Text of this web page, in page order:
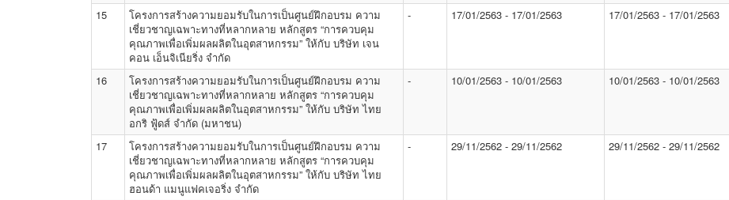
15
โครงการสร้างความยอมรับในการเป็นศูนย์ฝึกอบรม ความ
เชี่ยวชาญเฉพาะทางที่หลากหลาย หลักสูตร “การควบคุม
คุณภาพเพื่อเพิ่มผลผลิตในอุตสาหกรรม” ให้กับ บริษัท เจน
คอน เอ็นจิเนียริ่ง จำกัด
- 17/01/2563 - 17/01/2563 17/01/2563 - 17/01/2563
16
โครงการสร้างความยอมรับในการเป็นศูนย์ฝึกอบรม ความ
เชี่ยวชาญเฉพาะทางที่หลากหลาย หลักสูตร “การควบคุม
คุณภาพเพื่อเพิ่มผลผลิตในอุตสาหกรรม” ให้กับ บริษัท ไทย
อกริ ฟู้ดส์ จำกัด (มหาชน)
- 10/01/2563 - 10/01/2563 10/01/2563 - 10/01/2563
17
โครงการสร้างความยอมรับในการเป็นศูนย์ฝึกอบรม ความ
เชี่ยวชาญเฉพาะทางที่หลากหลาย หลักสูตร “การควบคุม
คุณภาพเพื่อเพิ่มผลผลิตในอุตสาหกรรม” ให้กับ บริษัท ไทย
ฮอนด้า แมนูแฟคเจอริ่ง จำกัด
- 29/11/2562 - 29/11/2562 29/11/2562 - 29/11/2562